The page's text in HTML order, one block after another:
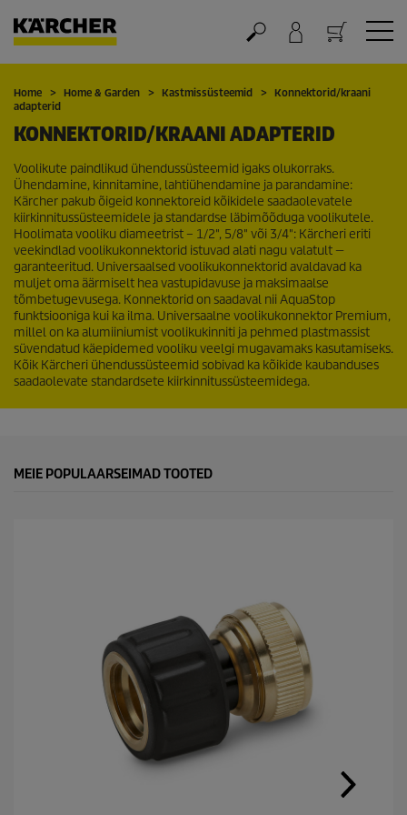
Ostukorv
Home Home & Garden Kastmissüsteemid
Konnektorid/kraani
adapterid
KONNEKTORID/KRAANI ADAPTERID
Voolikute paindlikud ühendussüsteemid igaks olukorraks.
Ühendamine, kinnitamine, lahtiühendamine ja parandamine:
Kärcher pakub õigeid konnektoreid kõikidele saadaolevatele
kiirkinnitussüsteemidele ja standardse läbimõõduga voolikutele.
Hoolimata vooliku diameetrist – 1/2", 5/8" või 3/4": Kärcheri eriti
veekindlad voolikukonnektorid istuvad alati nagu valatult —
garanteeritud. Universaalsed voolikukonnektorid avaldavad ka
muljet oma äärmiselt hea vastupidavuse ja maksimaalse
tõmbetugevusega. Konnektorid on saadaval nii AquaStop
funktsiooniga kui ka ilma. Universaalne voolikukonnektor Premium,
millel on ka alumiiniumist voolikukinniti ja pehmed plastmassist
süvendatud käepidemed vooliku veelgi mugavamaks kasutamiseks.
Kõik Kärcheri ühendussüsteemid sobivad ka kõikide kaubanduses
saadaolevate standardsete kiirkinnitussüsteemidega.
MEIE POPULAARSEIMAD TOOTED